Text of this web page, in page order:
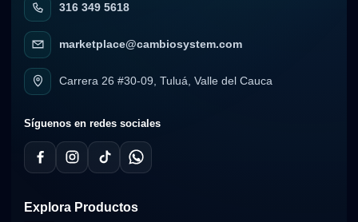
316 349 5618
marketplace@cambiosystem.com
Carrera 26 #30-09, Tuluá, Valle del Cauca
Síguenos en redes sociales
Explora Productos